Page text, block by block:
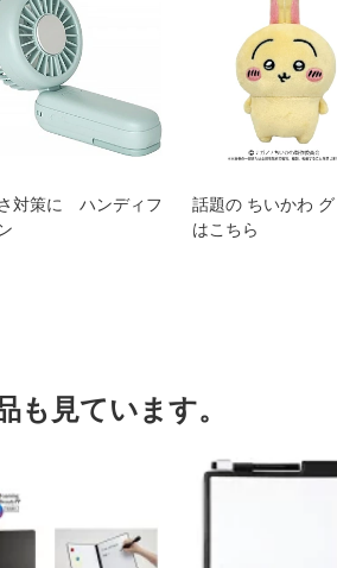
対策に ハンディフ
話題の ちいかわ
はこちら
も見ています。